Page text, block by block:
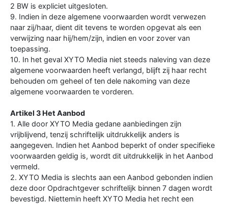
2 BW is expliciet uitgesloten.
9. Indien in deze algemene voorwaarden wordt verwezen
naar zij/haar, dient dit tevens te worden opgevat als een
verwijzing naar hij/hem/zijn, indien en voor zover van
toepassing.
10. In het geval XYTO Media niet steeds naleving van deze
algemene voorwaarden heeft verlangd, blijft zij haar recht
behouden om geheel of ten dele nakoming van deze
algemene voorwaarden te vorderen.
Artikel 3 Het Aanbod
1. Alle door XYTO Media gedane aanbiedingen zijn
vrijblijvend, tenzij schriftelijk uitdrukkelijk anders is
aangegeven. Indien het Aanbod beperkt of onder specifieke
voorwaarden geldig is, wordt dit uitdrukkelijk in het Aanbod
vermeld.
2. XYTO Media is slechts aan een Aanbod gebonden indien
deze door Opdrachtgever schriftelijk binnen 7 dagen wordt
bevestigd. Niettemin heeft XYTO Media het recht een